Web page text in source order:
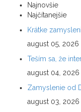
Najnovšie
Najčítanejšie
Krátke
august 05, 2026
Teším sa, že
august 04, 2026
Zamyslenie od
august 03, 2026